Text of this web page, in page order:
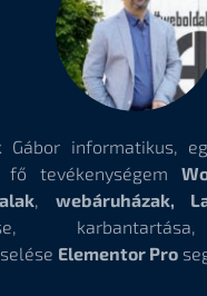
Gábor informatikus,
fő tevékenységem
, webáruházak,
Elementor Pro